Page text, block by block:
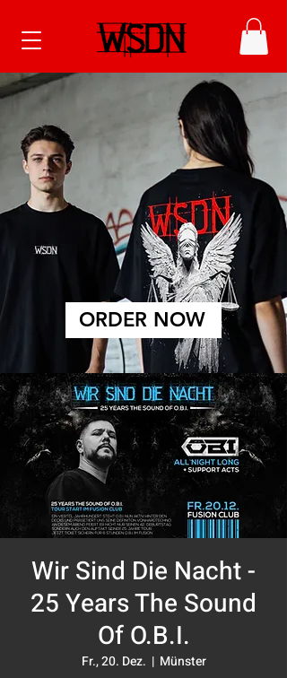
ORDER NOW
Wir Sind Die Nacht -
25 Years The Sound
Of O.B.I.
Fr., 20. Dez.
  |
Münster